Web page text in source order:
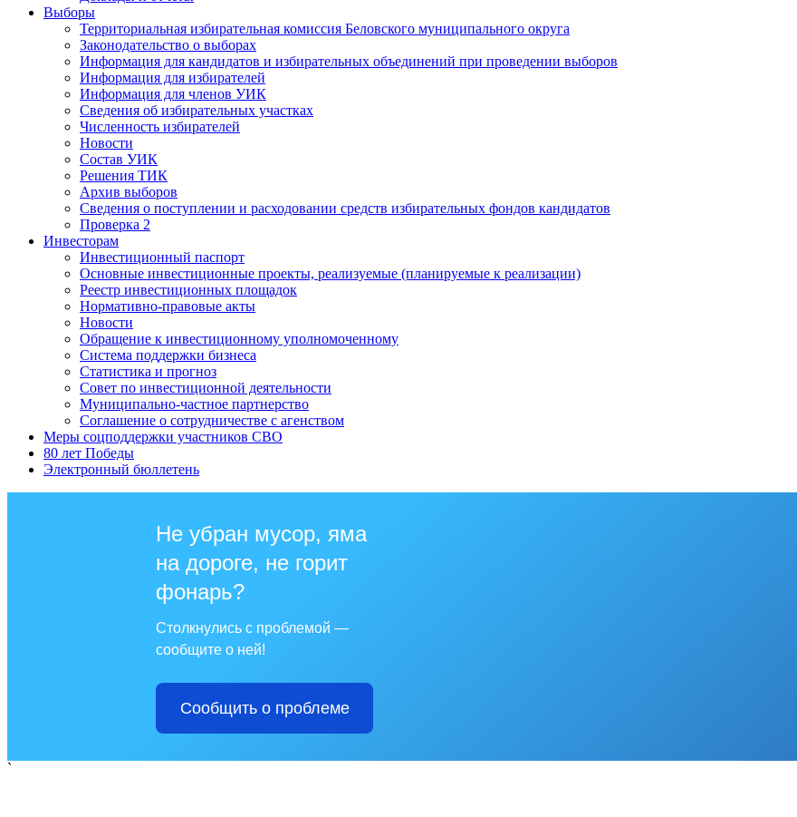
Выборы
Территориальная избирательная комиссия Беловского муниципального округа
Законодательство о выборах
Информация для кандидатов и избирательных объединений при проведении выборов
Информация для избирателей
Информация для членов УИК
Сведения об избирательных участках
Численность избирателей
Новости
Состав УИК
Решения ТИК
Архив выборов
Сведения о поступлении и расходовании средств избирательных фондов кандидатов
Проверка 2
Инвесторам
Инвестиционный паспорт
Основные инвестиционные проекты, реализуемые (планируемые к реализации)
Реестр инвестиционных площадок
Нормативно-правовые акты
Новости
Обращение к инвестиционному уполномоченному
Система поддержки бизнеса
Статистика и прогноз
Совет по инвестиционной деятельности
Муниципально-частное партнерство
Соглашение о сотрудничестве с агенством
Меры соцподдержки участников СВО
80 лет Победы
Электронный бюллетень
Не убран мусор, яма
на дороге, не горит
фонарь?
Столкнулись с проблемой —
сообщите о ней!
Сообщить о проблеме
`